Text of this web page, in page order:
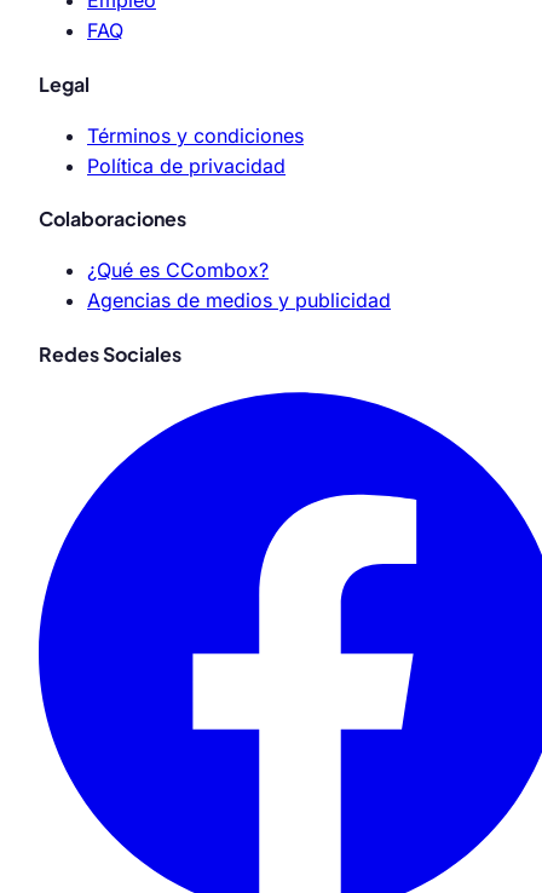
FAQ
Legal
Términos y condiciones
Política de privacidad
Colaboraciones
¿Qué es CCombox?
Agencias de medios y publicidad
Redes Sociales